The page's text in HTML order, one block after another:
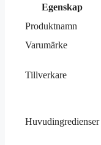
Egenskap
Produktnamn
Varumärke
Tillverkare
Huvudingredienser